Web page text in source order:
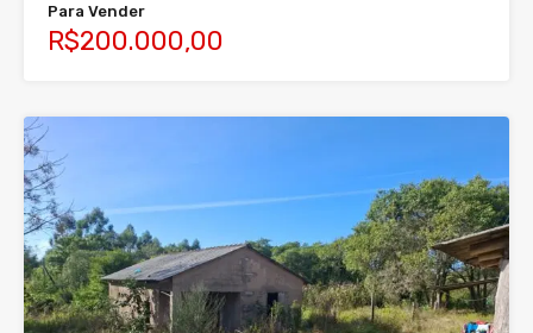
Para Vender
R$200.000,00